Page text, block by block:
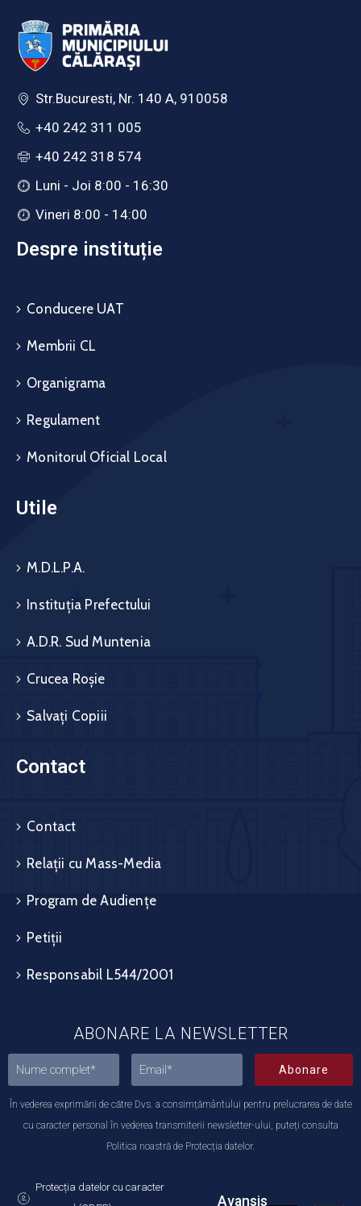
Str.Bucuresti, Nr. 140 A, 910058
+40 242 311 005
+40 242 318 574
Luni - Joi 8:00 - 16:30
Vineri 8:00 - 14:00
Despre instituție
Conducere UAT
Membrii CL
Organigrama
Regulament
Monitorul Oficial Local
Utile
M.D.L.P.A.
Instituția Prefectului
A.D.R. Sud Muntenia
Crucea Roșie
Salvați Copiii
Contact
Contact
Relații cu Mass-Media
Program de Audiențe
Petiții
Responsabil L544/2001
ABONARE LA NEWSLETTER
Abonare
În vederea exprimării de către Dvs. a consimțământului pentru prelucrarea de date
cu caracter personal în vederea transmiterii newsletter-ului, puteți consulta
Politica noastră de Protecția datelor.
Protecția datelor cu caracter
Avansis